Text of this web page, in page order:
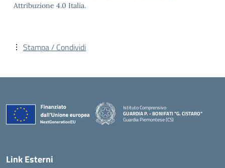
Attribuzione 4.0 Italia.
Stampa / Condividi
Istituto Comprensivo
GUARDIA P. - BONIFATI "G. CISTARO"
Guardia Piemontese (CS)
Link Esterni